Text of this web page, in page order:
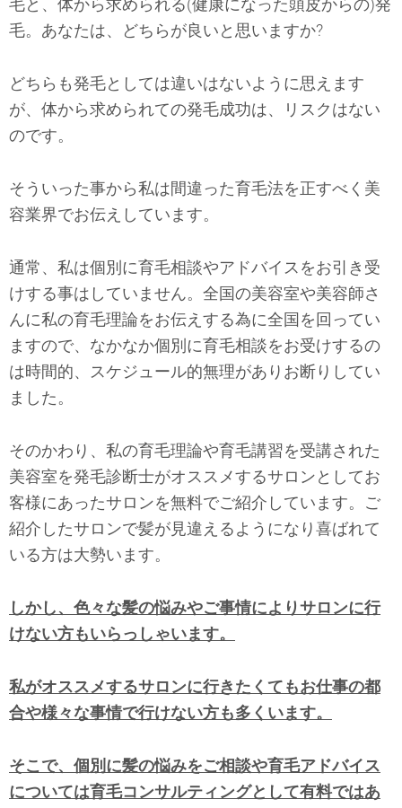
毛と、体から求められる(健康になった頭皮からの)発
毛。 あなたは、どちらが良いと思いますか?
どちらも発毛としては違いはないように思えます
が、体から求められての発毛成功は、リスクはない
のです。
そういった事から私は間違った育毛法を正すべく美
容業界でお伝えしています。
通常、私は個別に育毛相談やアドバイスをお引き受
けする事はしていません。全国の美容室や美容師さ
んに私の育毛理論をお伝えする為に全国を回ってい
ますので、なかなか個別に育毛相談をお受けするの
は時間的、スケジュール的無理がありお断りしてい
ました。
そのかわり、私の育毛理論や育毛講習を受講された
美容室を発毛診断士がオススメするサロンとしてお
客様にあったサロンを無料でご紹介しています。ご
紹介したサロンで髪が見違えるようになり喜ばれて
いる方は大勢います。
しかし、色々な髪の悩みやご事情によりサロンに行
けない方もいらっしゃいます。
私がオススメするサロンに行きたくてもお仕事の都
合や様々な事情で行けない方も多くいます。
そこで、個別に髪の悩みをご相談や育毛アドバイス
については育毛コンサルティングとして有料ではあ